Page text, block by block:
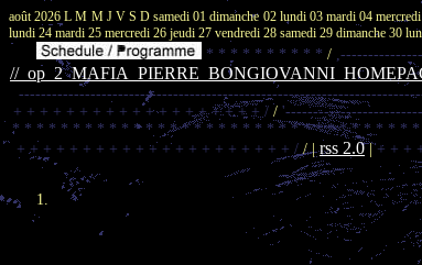
août 2026L M M J V S Dsamedi 01dimanche 02 lundi 03 mardi 04
lundi 24 mardi 25 mercredi 26 jeudi 27 vendredi 28 samedi 29 dimanche 30
* * * * * * * * * * /
//
+ + + + + + + + + + + + + + + + + + + / /
* * * * * * * * * * * * * * * * * * * * * * * * * * * * * * * * *
+ + + + + + + + + + + + + + + + + + + + + // |rss 2.0|+ + +